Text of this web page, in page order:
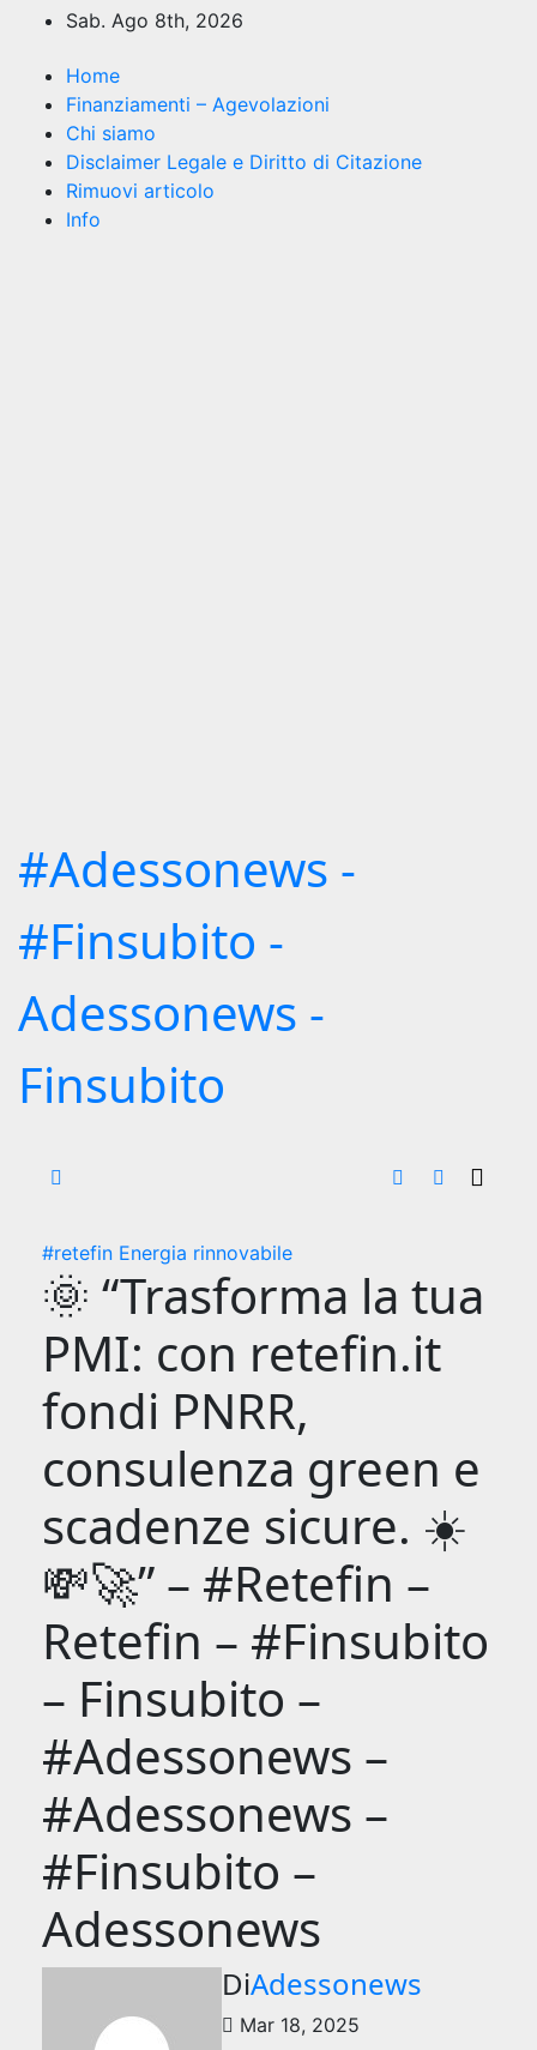
contenuto
Sab. Ago 8th, 2026
Home
Finanziamenti – Agevolazioni
Chi siamo
Disclaimer Legale e Diritto di Citazione
Rimuovi articolo
Info
#Adessonews -
#Finsubito -
Adessonews -
Finsubito
#retefin Energia rinnovabile
🌞 “Trasforma la tua
PMI: con retefin.it
fondi PNRR,
consulenza green e
scadenze sicure. ☀️
💸🚀” – #Retefin –
Retefin – #Finsubito
– Finsubito –
#Adessonews –
#Adessonews –
#Finsubito –
Adessonews
DiAdessonews
Mar 18, 2025